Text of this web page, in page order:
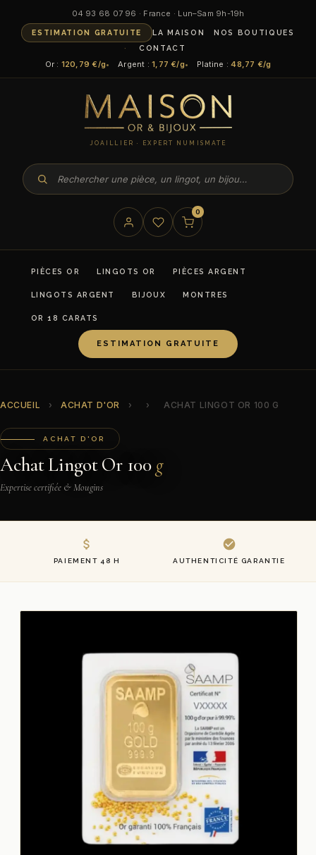
04 93 68 07 96 · France · Lun–Sam 9h-19h
ESTIMATION GRATUITE LA MAISON
NOS BOUTIQUES
CONTACT
Or : 120,79 €/g Argent :1,77 €/g Platine :48,77 €/g
JOAILLIER · EXPERT NUMISMATE
0
PIÈCES OR LINGOTS OR PIÈCES ARGENT
LINGOTS ARGENT BIJOUX MONTRES
OR 18 CARATS
ESTIMATION GRATUITE
ACCUEIL › ACHAT D'OR › › ACHAT LINGOT OR 100 G
ACHAT D'OR
Achat Lingot Or 100 g
Expertise certifiée & Mougins
PAIEMENT 48 H AUTHENTICITÉ GARANTIE